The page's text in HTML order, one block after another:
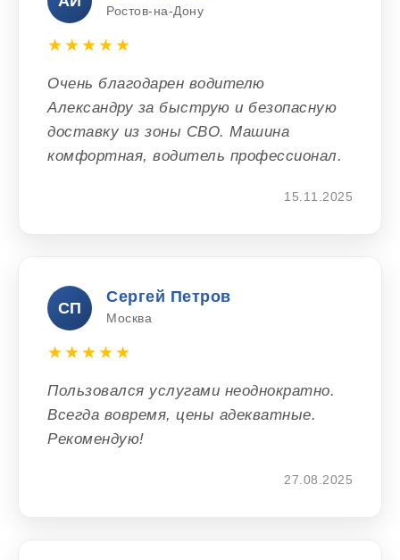
Ростов-на-Дону
★★★★★
Очень благодарен водителю
Александру за быструю и безопасную
доставку из зоны СВО. Машина
комфортная, водитель профессионал.
15.11.2025
СП
Сергей Петров
Москва
★★★★★
Пользовался услугами неоднократно.
Всегда вовремя, цены адекватные.
Рекомендую!
27.08.2025